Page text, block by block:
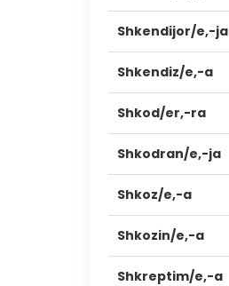
Shkendijor/e,-ja
Shkendiz/e,-a
Shkod/er,-ra
Shkodran/e,-ja
Shkoz/e,-a
Shkozin/e,-a
Shkreptim/e,-a